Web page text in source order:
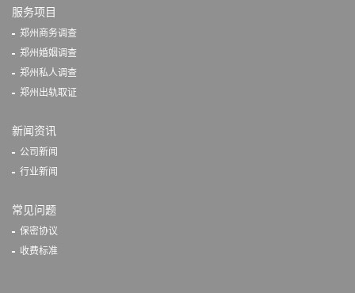
服务项目
郑州商务调查
郑州婚姻调查
郑州私人调查
郑州出轨取证
新闻资讯
公司新闻
行业新闻
常见问题
保密协议
收费标准